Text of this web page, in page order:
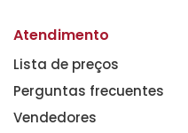
Atendimento
Lista de preços
Perguntas frecuentes
Vendedores